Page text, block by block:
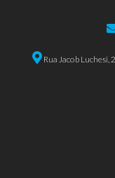
Rua Jacob Luchesi,